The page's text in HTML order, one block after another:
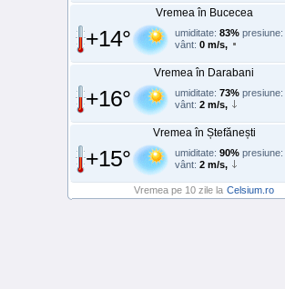
Vremea în Bucecea
+14° umiditate: 83% presiune:
vânt: 0 m/s,
Vremea în Darabani
+16° umiditate: 73% presiune:
vânt: 2 m/s,
Vremea în Ștefănești
+15° umiditate: 90% presiune:
vânt: 2 m/s,
Vremea pe 10 zile la Celsium.ro